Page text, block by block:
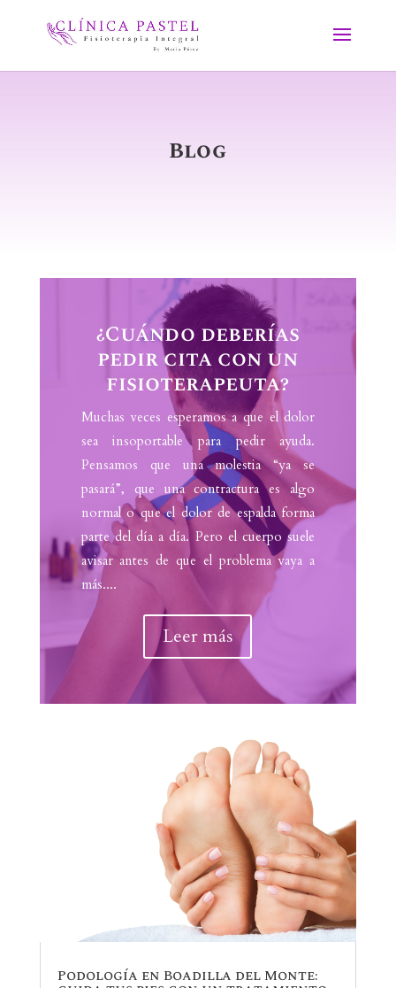
Blog
¿Cuándo deberías
pedir cita con un
fisioterapeuta?
Muchas veces esperamos a que el dolor
sea insoportable para pedir ayuda.
Pensamos que una molestia “ya se
pasará”, que una contractura es algo
normal o que el dolor de espalda forma
parte del día a día. Pero el cuerpo suele
avisar antes de que el problema vaya a
más....
Leer más
Podología en Boadilla del Monte: